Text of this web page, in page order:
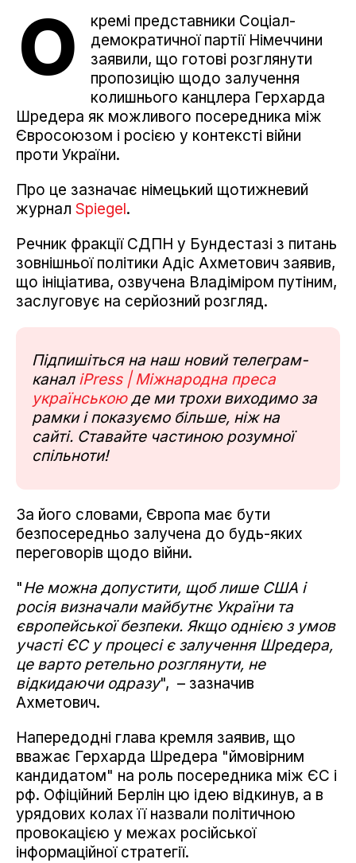
О
кремі представники Соціал-
демократичної партії Німеччини
заявили, що готові розглянути
пропозицію щодо залучення
колишнього канцлера Герхарда
Шредера як можливого посередника між
Євросоюзом і росією у контексті війни
проти України.
Про це зазначає німецький щотижневий
журнал Spiegel.
Речник фракції СДПН у Бундестазі з питань
зовнішньої політики Адіс Ахметович заявив,
що ініціатива, озвучена Владіміром путіним,
заслуговує на серйозний розгляд.
Підпишіться на наш новий телеграм-
канал iPress | Міжнародна преса
українськоюде ми трохи виходимо за
рамки і показуємо більше, ніж на
сайті. Ставайте частиною розумної
спільноти!
За його словами, Європа має бути
безпосередньо залучена до будь-яких
переговорів щодо війни.
"Не можна допустити, щоб лише США і
росія визначали майбутнє України та
європейської безпеки. Якщо однією з умов
участі ЄС у процесі є залучення Шредера,
це варто ретельно розглянути, не
відкидаючи одразу", – зазначив
Ахметович.
Напередодні глава кремля заявив, що
вважає Герхарда Шредера "ймовірним
кандидатом" на роль посередника між ЄС і
рф. Офіційний Берлін цю ідею відкинув, а в
урядових колах її назвали політичною
провокацією у межах російської
інформаційної стратегії.